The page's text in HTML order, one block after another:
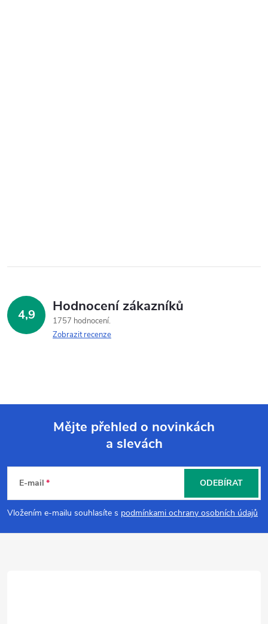
4,9 Hodnocení zákazníků
1757 hodnocení
Zobrazit recenze
p
a
Mějte přehled o novinkách
a slevách
E-mail
Vložením e-mailu souhlasíte s podmínkami ochrany osobních údajů
ODEBÍRAT